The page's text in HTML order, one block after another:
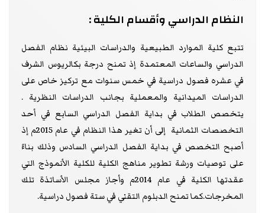
النظام الدراسي وأقسام الكلية :
تتبع كلية الموارد الطبيعية والدراسات البيئية نظام الفصل
الدراسي والساعات المعتمدة إذ تمنح درجة بكالريوس الشرف
في عشره فصول دراسية في خمس سنوات مع تركيز خاص على
الدراسات الميدانية والمعملية بجانب الدراسات النظرية .
يتخصص الطلاب في بداية الفصل الدراسي السابع في أحد
التخصصات الثمانية إلى أن تغير هذا النظام في عام 2015م إذ
أصبح التخصص في بداية الفصل الدراسي السادس وذلك بناءً
على توصيات ورشة تطوير مناهج الكلية للكلية الأنموذج التي
عقدتها الكلية في عام 2014م وأجاز مجلس الأساتذة تلك
المخرجات.كما تمنح الدبلوم التقني في ستة فصول دراسية.